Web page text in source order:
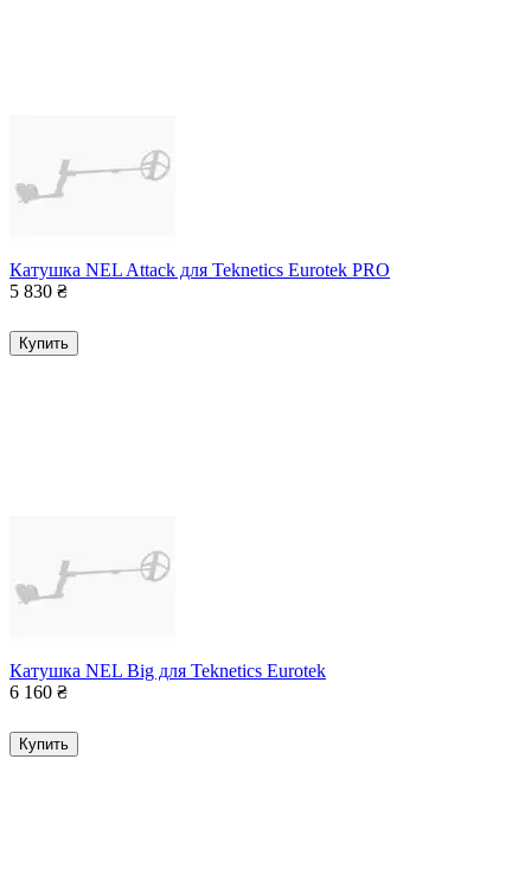
Катушка NEL Attack для Teknetics Eurotek PRO
5 830 ₴
Купить
Катушка NEL Big для Teknetics Eurotek
6 160 ₴
Купить